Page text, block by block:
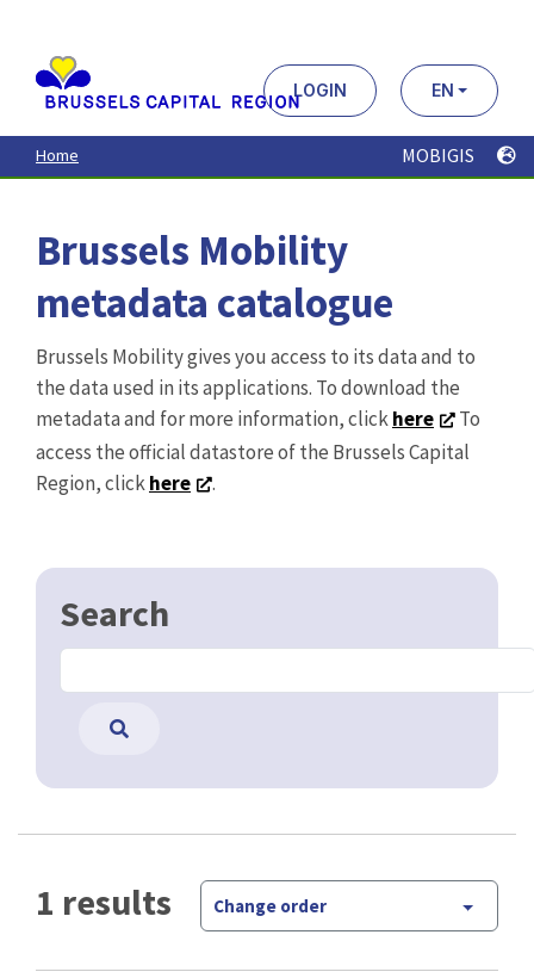
contenu
principal
LOGIN EN
Home MOBIGIS
Brussels Mobility
metadata catalogue
Brussels Mobility gives you access to its data and to
the data used in its applications. To download the
metadata and for more information, clickhere
To
access the official datastore of the Brussels Capital
Region, clickhere .
Search
1 results Change order